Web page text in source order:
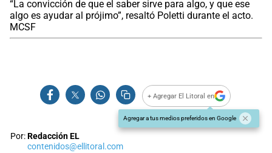
“La convicción de que el saber sirve para algo, y que ese
algo es ayudar al prójimo”, resaltó Poletti durante el acto.
MCSF
+ Agregar El Litoral en
Agregar a tus medios preferidos en Google
Por:Redacción EL
contenidos@ellitoral.com